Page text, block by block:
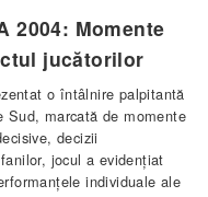
2004: Momente
jucătorilor
o întâlnire palpitantă
marcată de momente
decizii
jocul a evidențiat
individuale ale